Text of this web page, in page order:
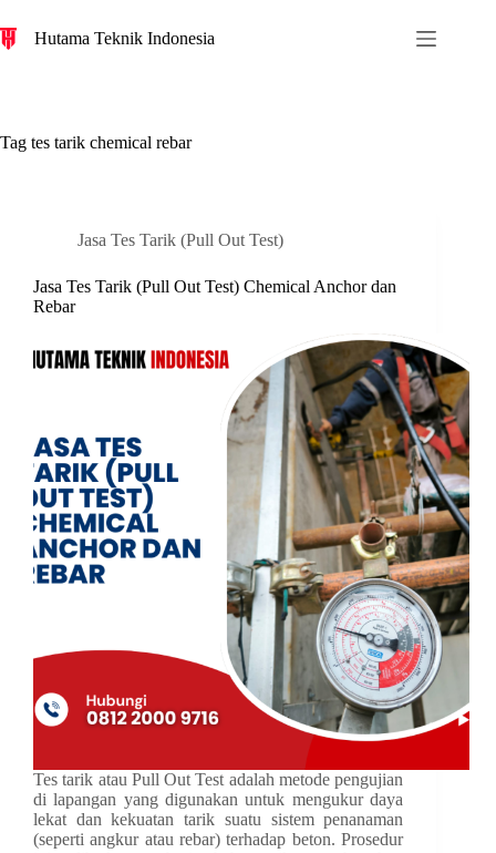
c
Hutama Teknik Indonesia
Tag tes tarik chemical rebar
Jasa Tes Tarik (Pull Out Test)
Jasa Tes Tarik (Pull Out Test) Chemical Anchor dan
Rebar
Tes tarik atau Pull Out Test adalah metode pengujian
di lapangan yang digunakan untuk mengukur daya
lekat dan kekuatan tarik suatu sistem penanaman
(seperti angkur atau rebar) terhadap beton. Prosedur